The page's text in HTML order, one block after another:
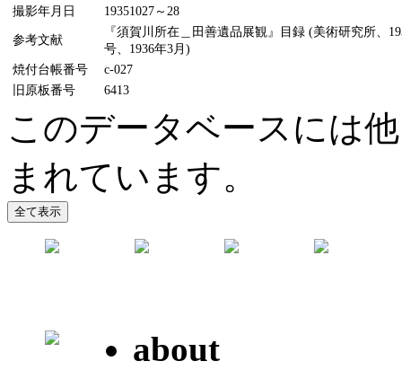
撮影年月日
19351027～28
参考文献
『須賀川所在＿田善遺品展観』目録 (美術研究所、
号、1936年3月)
焼付台帳番号
c-027
旧原板番号
6413
このデータベースには
まれています。
about